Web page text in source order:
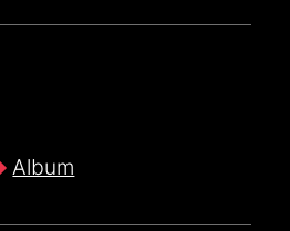
Album